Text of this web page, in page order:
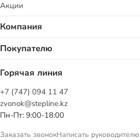
Акции
Компания
Покупателю
Горячая линия
+7 (747) 094 11 47
zvonok@stepline.kz
Пн-Пт: 9:00-18:00
Заказать звонокНаписать руководителю